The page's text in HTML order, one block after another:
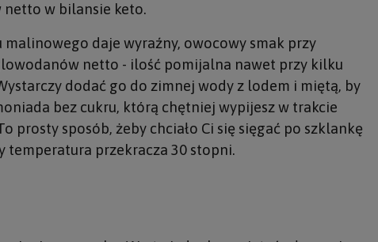
w bilansie keto.
malinowego daje wyraźny, owocowy smak przy
netto - ilość pomijalna nawet przy kilku
dodać go do zimnej wody z lodem i miętą, by
bez cukru, którą chętniej wypijesz w trakcie
prosty sposób, żeby chciało Ci się sięgać po szklankę
temperatura przekracza 30 stopni.